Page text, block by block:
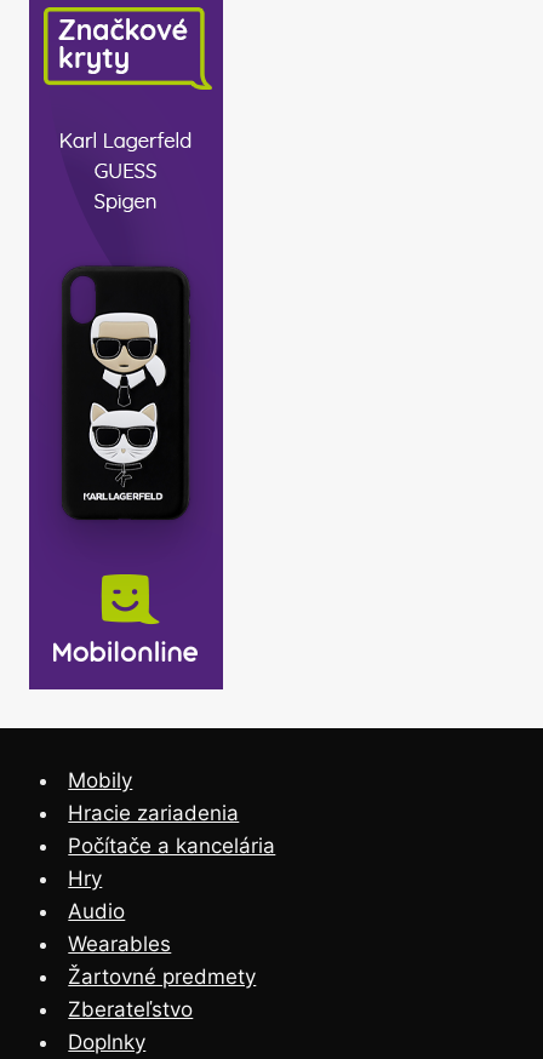
Mobily
Hracie zariadenia
Počítače a kancelária
Hry
Audio
Wearables
Žartovné predmety
Zberateľstvo
Doplnky